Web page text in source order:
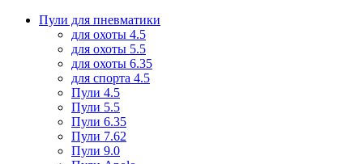
Пули для пневматики
для охоты 4.5
для охоты 5.5
для охоты 6.35
для спорта 4.5
Пули 4.5
Пули 5.5
Пули 6.35
Пули 7.62
Пули 9.0